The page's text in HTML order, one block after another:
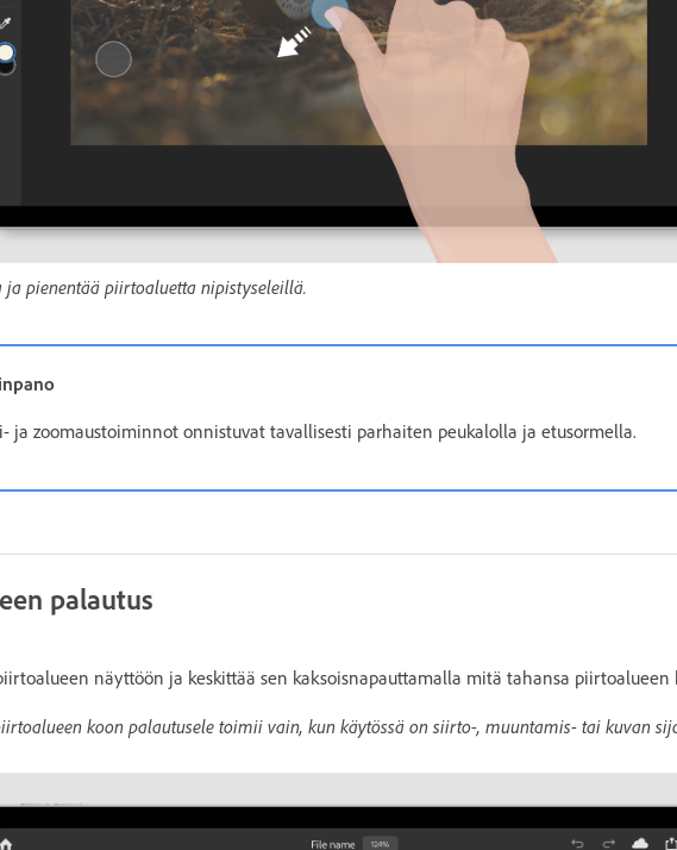
ja pienentää piirtoaluetta nipistyseleillä.
ja zoomaustoiminnot onnistuvat tavallisesti parhaiten peukalolla ja etusormella.
palautus
näyttöön ja keskittää sen kaksoisnapauttamalla mitä tahansa piirtoalueen
koon palautusele toimii vain, kun käytössä on siirto-, muuntamis- tai kuvan